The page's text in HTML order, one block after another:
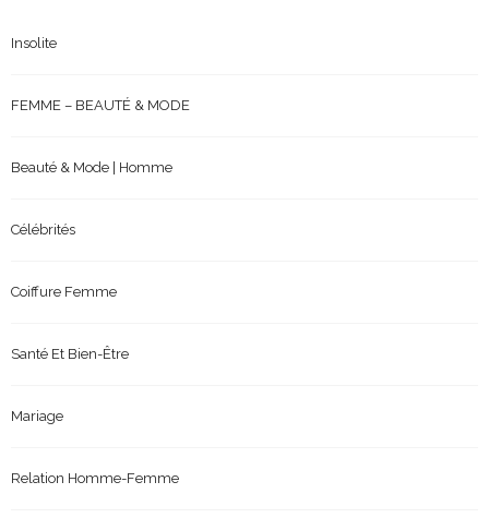
Insolite
FEMME – BEAUTÉ & MODE
Beauté & Mode | Homme
Célébrités
Coiffure Femme
Santé Et Bien-Être
Mariage
Relation Homme-Femme